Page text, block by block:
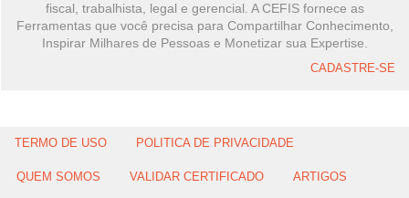
fiscal, trabalhista, legal e gerencial. A CEFIS fornece as
Ferramentas que você precisa para Compartilhar Conhecimento,
Inspirar Milhares de Pessoas e Monetizar sua Expertise.
CADASTRE-SE
TERMO DE USO POLITICA DE PRIVACIDADE
QUEM SOMOS VALIDAR CERTIFICADO ARTIGOS